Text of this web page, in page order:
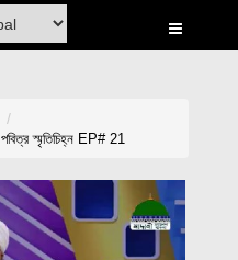
পবিত্র স্মৃতিচিহ্ন EP# 21